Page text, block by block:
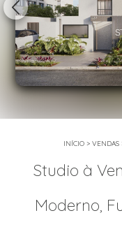
INÍCIO> VENDAS
Studio à
Moderno,